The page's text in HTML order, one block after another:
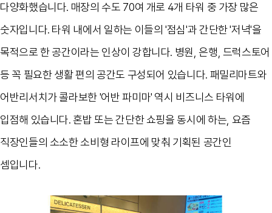
다양화했습니다. 매장의 수도 70여 개로 4개 타워 중 가장 많은
숫자입니다. 타워 내에서 일하는 이들의 '점심'과 간단한'저녁'을
목적으로 한 공간이라는 인상이 강합니다. 병원 ,은행 드럭스토어
등 꼭 필요한 생활 편의 공간도 구성되어 있습니다. 패밀리마트와
어반리서치가 콜라보한'어반 파미마' 역시 비즈니스 타워에
입점해 있습니다.혼밥 또는 간단한 쇼핑을 동시에 하는 요즘
직장인들의 소소한 소비형 라이프에 맞춰 기획된 공간인
셈입니다.